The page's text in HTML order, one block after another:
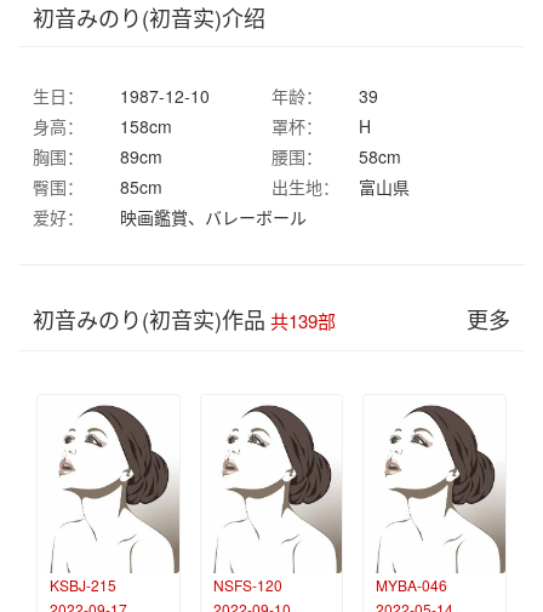
初音みのり(初音实)介绍
生日： 1987-12-10 年龄：
39
身高：
158cm 罩杯：
H
胸围：
89cm 腰围：
58cm
臀围：
85cm 出生地：
富山県
爱好：
映画鑑賞、バレーボール
更多
初音みのり(初音实)作品 共139部
KSBJ-215
NSFS-120
MYBA-046